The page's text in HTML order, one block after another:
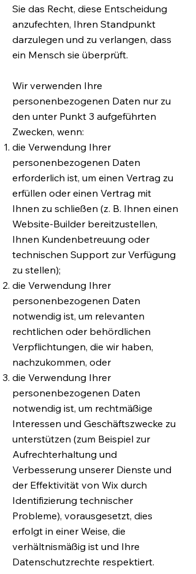
Sie das Recht, diese Entscheidung
anzufechten, Ihren Standpunkt
darzulegen und zu verlangen, dass
ein Mensch sie überprüft.
Wir verwenden Ihre
personenbezogenen Daten nur zu
den unter Punkt 3 aufgeführten
Zwecken, wenn:
die Verwendung Ihrer
personenbezogenen Daten
erforderlich ist, um einen Vertrag zu
erfüllen oder einen Vertrag mit
Ihnen zu schließen (z. B. Ihnen einen
Website-Builder bereitzustellen,
Ihnen Kundenbetreuung oder
technischen Support zur Verfügung
zu stellen);
die Verwendung Ihrer
personenbezogenen Daten
notwendig ist, um relevanten
rechtlichen oder behördlichen
Verpflichtungen, die wir haben,
nachzukommen, oder
die Verwendung Ihrer
personenbezogenen Daten
notwendig ist, um rechtmäßige
Interessen und Geschäftszwecke zu
unterstützen (zum Beispiel zur
Aufrechterhaltung und
Verbesserung unserer Dienste und
der Effektivität von Wix durch
Identifizierung technischer
Probleme), vorausgesetzt, dies
erfolgt in einer Weise, die
verhältnismäßig ist und Ihre
Datenschutzrechte respektiert.